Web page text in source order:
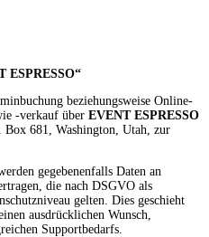
ESPRESSO“
beziehungsweise Online-
-verkauf über EVENT ESPRESSO
Box 681, Washington, Utah, zur
gegebenenfalls Daten an
die nach DSGVO als
gelten. Dies geschieht
ausdrücklichen Wunsch,
Supportbedarfs.